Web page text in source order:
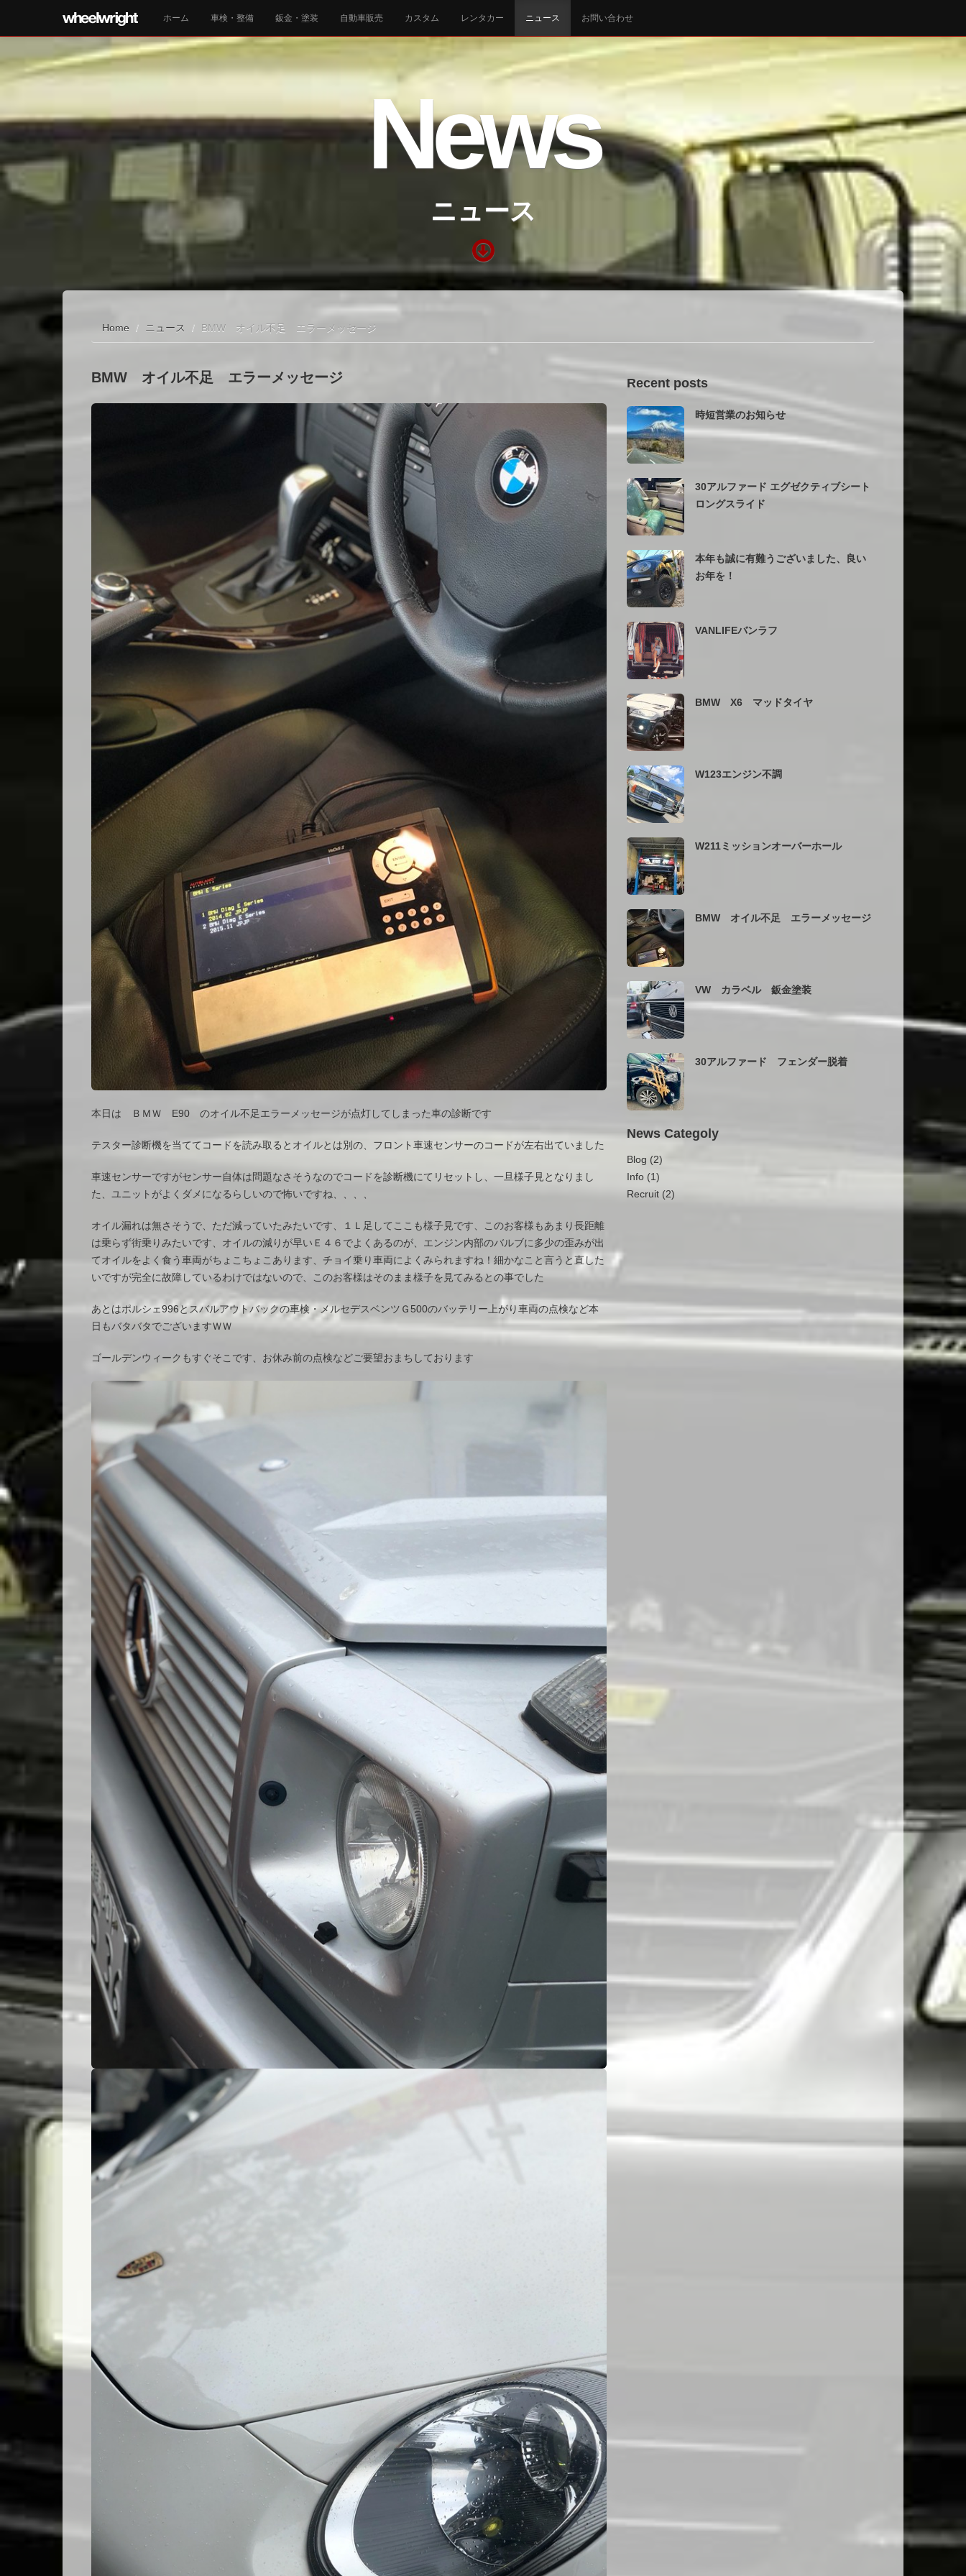
ホーム 車検・整備 鈑金・塗装 自動車販売 カスタム レンタカー ニュース お問い合わせ
News
ニュース
Home / ニュース / BMW オイル不足 エラーメッセージ
BMW オイル不足 エラーメッセージ
本日は ＢＭＷ E90 のオイル不足エラーメッセージが点灯してしまった車の診断です
テスター診断機を当ててコードを読み取るとオイルとは別の、フロント車速センサーのコードが左右出ていました
車速センサーですがセンサー自体は問題なさそうなのでコードを診断機にてリセットし、一旦様子見となりまし
た、ユニットがよくダメになるらしいので怖いですね、、、、
オイル漏れは無さそうで、ただ減っていたみたいです、１Ｌ足してここも様子見です、このお客様もあまり長距離
は乗らず街乗りみたいです、オイルの減りが早いＥ４６でよくあるのが、エンジン内部のバルブに多少の歪みが出
てオイルをよく食う車両がちょこちょこあります、チョイ乗り車両によくみられますね！細かなこと言うと直した
いですが完全に故障しているわけではないので、このお客様はそのまま様子を見てみるとの事でした
あとはポルシェ996とスバルアウトバックの車検・メルセデスベンツＧ500のバッテリー上がり車両の点検など本
日もバタバタでございますＷＷ
ゴールデンウィークもすぐそこです、お休み前の点検などご要望おまちしております
Recent posts
時短営業のお知らせ
30アルファード エグゼクティブシート
ロングスライド
本年も誠に有難うございました、良い
お年を！
VANLIFEバンラフ
BMW X6 マッドタイヤ
W123エンジン不調
W211ミッションオーバーホール
BMW オイル不足 エラーメッセージ
VW カラベル 鈑金塗装
30アルファード フェンダー脱着
News Categoly
Blog (2)
Info (1)
Recruit (2)